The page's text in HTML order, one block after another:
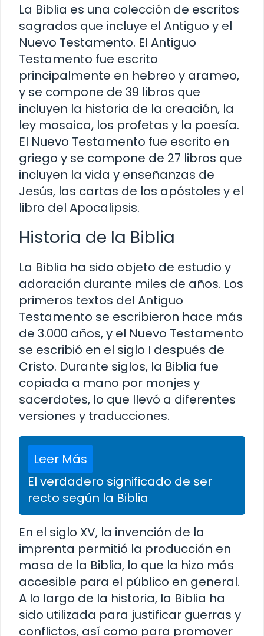
La Biblia es una colección de escritos
sagrados que incluye el Antiguo y el
Nuevo Testamento. El Antiguo
Testamento fue escrito
principalmente en hebreo y arameo,
y se compone de 39 libros que
incluyen la historia de la creación, la
ley mosaica, los profetas y la poesía.
El Nuevo Testamento fue escrito en
griego y se compone de 27 libros que
incluyen la vida y enseñanzas de
Jesús, las cartas de los apóstoles y el
libro del Apocalipsis.
Historia de la Biblia
La Biblia ha sido objeto de estudio y
adoración durante miles de años. Los
primeros textos del Antiguo
Testamento se escribieron hace más
de 3.000 años, y el Nuevo Testamento
se escribió en el siglo I después de
Cristo. Durante siglos, la Biblia fue
copiada a mano por monjes y
sacerdotes, lo que llevó a diferentes
versiones y traducciones.
Leer Más
El verdadero significado de ser
recto según la Biblia
En el siglo XV, la invención de la
imprenta permitió la producción en
masa de la Biblia, lo que la hizo más
accesible para el público en general.
A lo largo de la historia, la Biblia ha
sido utilizada para justificar guerras y
conflictos, así como para promover